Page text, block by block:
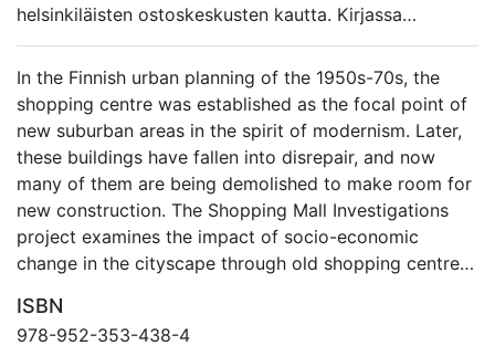
helsinkiläisten ostoskeskusten kautta. Kirjassa
hankkeeseen osallistuneet tutkijat ja taiteilijat
pureutuvat ostareiden historiaan, nykyisyyteen ja
tulevaisuuteen. Kirja toimii myös dokumentaationa
Konalanvuoren ostarilla kesälla 2022 järjestetystä
taide- ja tutkimusohjelmasta.
In the Finnish urban planning of the 1950s-70s, the
shopping centre was established as the focal point of
new suburban areas in the spirit of modernism. Later,
these buildings have fallen into disrepair, and now
many of them are being demolished to make room for
new construction. The Shopping Mall Investigations
project examines the impact of socio-economic
change in the cityscape through old shopping centres
explore the history, present, and future of the
shopping centre phenomenon. The book also serves
ISBN
978-952-353-438-4